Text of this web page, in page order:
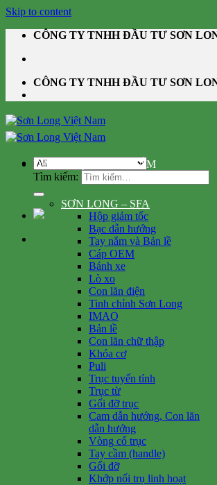
Skip to content
CÔNG TY TNHH ĐẦU TƯ SƠN
CÔNG TY TNHH ĐẦU TƯ SƠN
Tìm kiếm:
DANH MỤC SẢN PHẨM
SƠN LONG – SFA
Hộp giảm tốc
Bạc dẫn hướng
Tay nắm và Bản lề
Cáp OEM
Bánh xe
Lò xo
Con lăn điện
Tinh chỉnh Sơn Long
IMAO
Bản lề
Con lăn chữ thập
Khóa cơ
Puli
Trục tuyến tính
Trục từ
Gối đỡ trục
Cam dẫn hướng, Con lăn
dẫn hướng
Vòng cổ trục
Tay cầm (handle)
Gối đỡ
Khớp nối trụ linh hoạt